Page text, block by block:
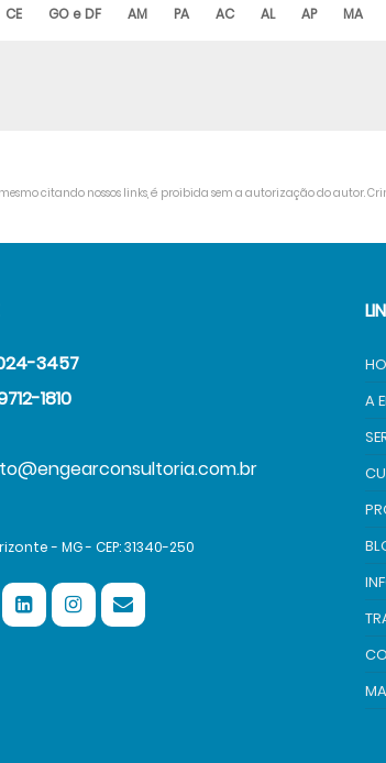
CE GO e DF AM PA AC AL AP MA
citando nossos links, é proibida sem a autorização do autor.
3457
1810
- MG - CEP: 31340-250
A